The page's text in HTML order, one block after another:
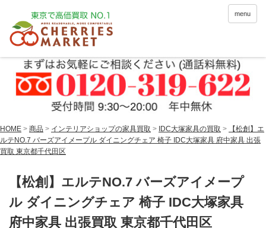
menu
HOME > 商品 > インテリアショップの家具買取 > IDC大塚家具の買取 >
【松創】エ
ルテNO.7 バーズアイメープル ダイニングチェア 椅子 IDC大塚家具 府中家具 出張
買取 東京都千代田区
【松創】エルテNO.7 バーズアイメープ
ル ダイニングチェア 椅子 IDC大塚家具
府中家具 出張買取 東京都千代田区